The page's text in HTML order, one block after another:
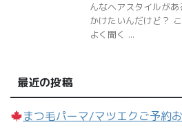
んなヘアスタイルが
かけたいんだけど？
よく聞く ...
最近の投稿
まつ毛パーマ/マツエクご予約